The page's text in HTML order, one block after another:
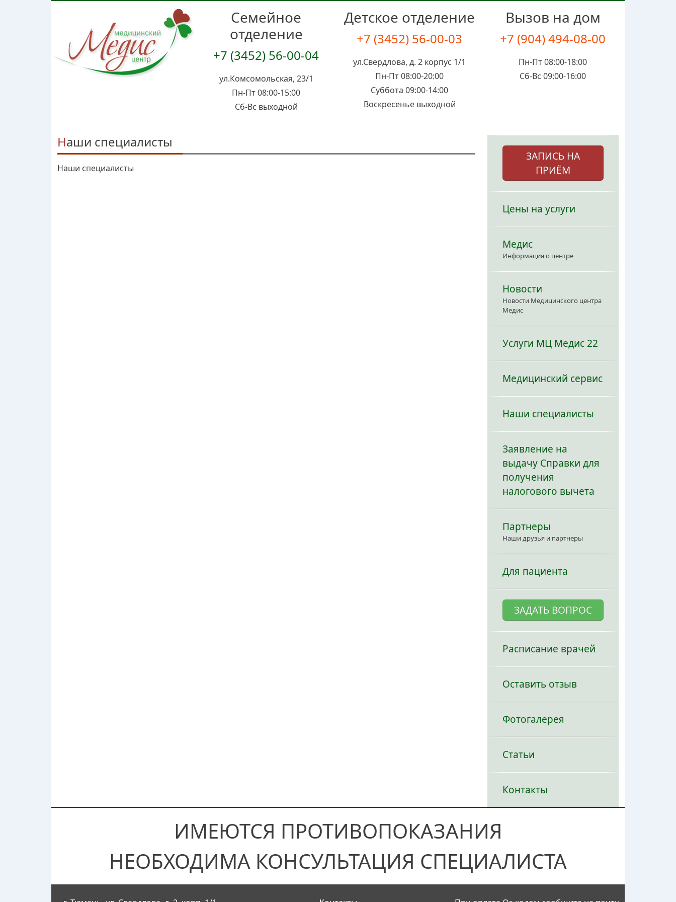
Семейное
отделение
+7 (3452) 56-00-04
ул.Комсомольская, 23/1
Пн-Пт 08:00-15:00
Сб-Вс выходной
Детское отделение
+7 (3452) 56-00-03
ул.Свердлова, д. 2 корпус 1/1
Пн-Пт 08:00-20:00
Суббота 09:00-14:00
Воскресенье выходной
Вызов на дом
+7 (904) 494-08-00
Пн-Пт 08:00-18:00
Сб-Вс 09:00-16:00
Наши специалисты
Наши специалисты
ЗАПИСЬ НА
ПРИЁМ
Цены на услуги
Медис
Информация о центре
Новости
Новости Медицинского центра
Медис
Услуги МЦ Медис 22
Медицинский сервис
Наши специалисты
Заявление на
выдачу Справки для
получения
налогового вычета
Партнеры
Наши друзья и партнеры
Для пациента
ЗАДАТЬ ВОПРОС
Расписание врачей
Оставить отзыв
Фотогалерея
Статьи
Контакты
ИМЕЮТСЯ ПРОТИВОПОКАЗАНИЯ
НЕОБХОДИМА КОНСУЛЬТАЦИЯ СПЕЦИАЛИСТА